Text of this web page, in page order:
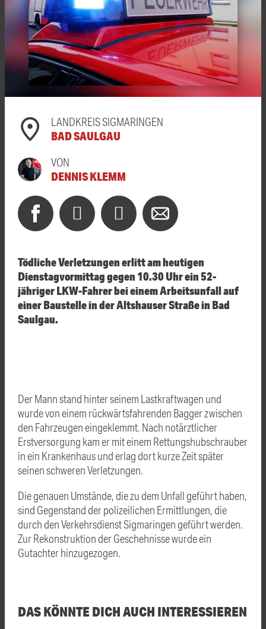
LANDKREIS SIGMARINGEN
BAD SAULGAU
VON
DENNIS KLEMM
Tödliche Verletzungen erlitt am heutigen
Dienstagvormittag gegen 10.30 Uhr ein 52-
jähriger LKW-Fahrer bei einem Arbeitsunfall auf
einer Baustelle in der Altshauser Straße in Bad
Saulgau.
Der Mann stand hinter seinem Lastkraftwagen und
wurde von einem rückwärtsfahrenden Bagger zwischen
den Fahrzeugen eingeklemmt. Nach notärztlicher
Erstversorgung kam er mit einem Rettungshubschrauber
in ein Krankenhaus und erlag dort kurze Zeit später
seinen schweren Verletzungen.
Die genauen Umstände, die zu dem Unfall geführt haben,
sind Gegenstand der polizeilichen Ermittlungen, die
durch den Verkehrsdienst Sigmaringen geführt werden.
Zur Rekonstruktion der Geschehnisse wurde ein
Gutachter hinzugezogen.
DAS KÖNNTE DICH AUCH INTERESSIEREN